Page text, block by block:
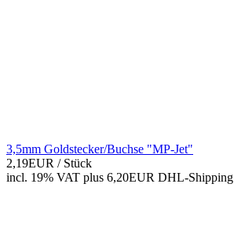
3,5mm Goldstecker/Buchse "MP-Jet"
2,19EUR / Stück
incl. 19% VAT plus 6,20EUR DHL-Shipping